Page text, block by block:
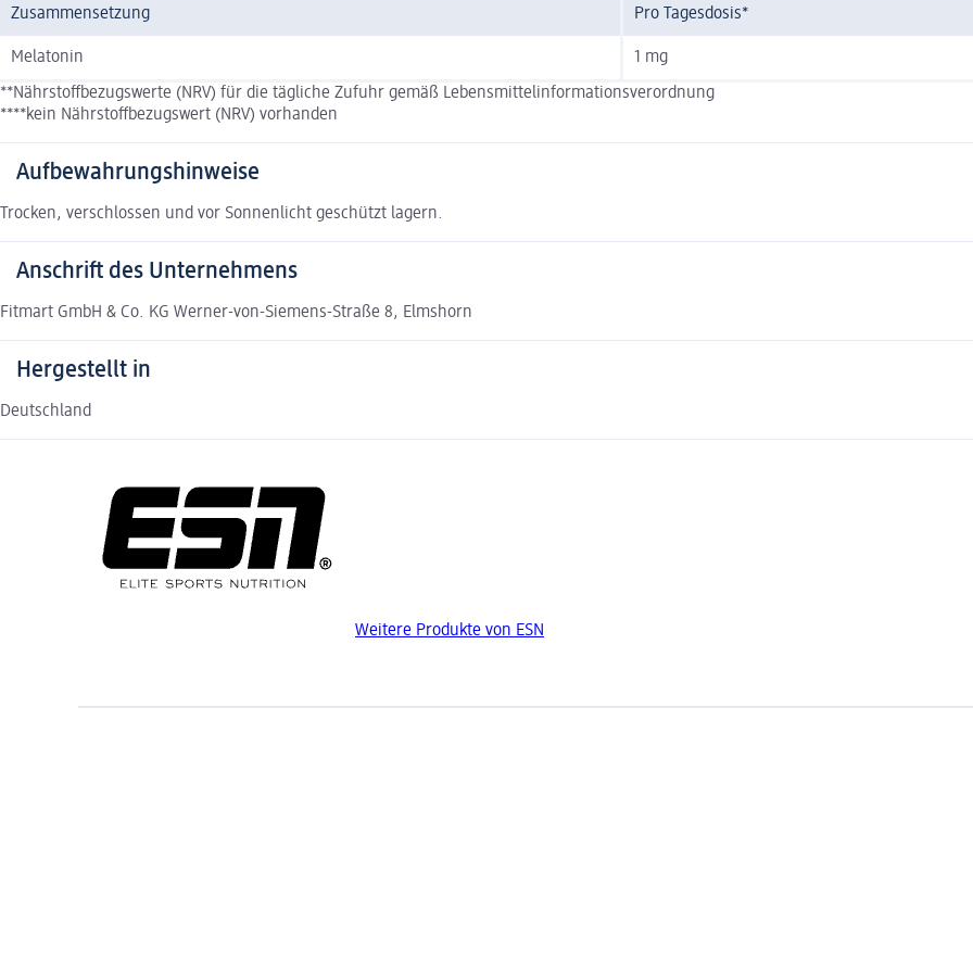
Zusammensetzung Pro Tagesdosis*
Melatonin 1 mg
**Nährstoffbezugswerte (NRV) für die tägliche Zufuhr gemäß Lebensmittelinformationsverordnung
****kein Nährstoffbezugswert (NRV) vorhanden
Aufbewahrungshinweise
Trocken, verschlossen und vor Sonnenlicht geschützt lagern.
Anschrift des Unternehmens
Fitmart GmbH & Co. KG Werner-von-Siemens-Straße 8, Elmshorn
Hergestellt in
Deutschland
Weitere Produkte von ESN